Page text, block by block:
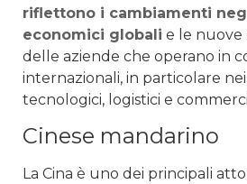
riflettono i cambiamenti
economici globali e le nuove
delle aziende che operano in
internazionali, in particolare
tecnologici, logistici e
Cinese mandarino
La Cina è uno dei principali